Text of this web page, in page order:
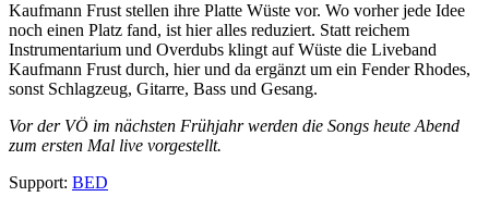
Kaufmann Frust stellen ihre Platte Wüste vor. Wo vorher jede Idee
noch einen Platz fand, ist hier alles reduziert. Statt reichem
Instrumentarium und Overdubs klingt auf Wüste die Liveband
Kaufmann Frust durch, hier und da ergänzt um ein Fender Rhodes,
sonst Schlagzeug, Gitarre, Bass und Gesang.
Vor der VÖ im nächsten Frühjahr werden die Songs heute Abend
zum ersten Mal live vorgestellt.
Support: BED